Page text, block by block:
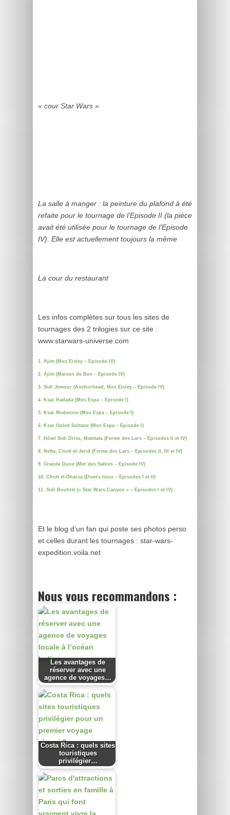
« cour Star Wars »
La salle à manger : la peinture du plafond à été
refaite pour le tournage de l’Episode II (la pièce
avait été utilisée pour le tournage de l’Episode
IV). Elle est actuellement toujours la même
La cour du restaurant
Les infos complètes sur tous les sites de
tournages des 2 trilogies sur ce site :
www.starwars-universe.com
1. Ajim (Mos Eisley – Episode IV)
2. Ajim (Maison de Ben – Episode IV)
3. Sidi Jemour (Anchorhead, Mos Eisley – Episode IV)
4. Ksar Hadada (Mos Espa – Episode I)
5. Ksar Medenine (Mos Espa – Episode I)
6. Ksar Ouled Soltane (Mos Espa – Episode I)
7. Hôtel Sidi Driss, Matmata (Ferme des Lars – Episodes II et IV)
8. Nefta, Chott el-Jerid (Ferme des Lars – Episodes II, III et IV)
9. Grande Dune (Mer des Sables – Episode IV)
10. Chott el-Gharsa (Divers lieux – Episodes I et II)
11. Sidi Bouhlel (« Star Wars Canyon » – Episodes I et IV)
Et le blog d’un fan qui poste ses photos perso
et celles durant les tournages : star-wars-
expedition.voila.net
Nous vous recommandons :
Les avantages de
réserver avec une
agence de voyages…
Costa Rica : quels sites
touristiques
privilégier…